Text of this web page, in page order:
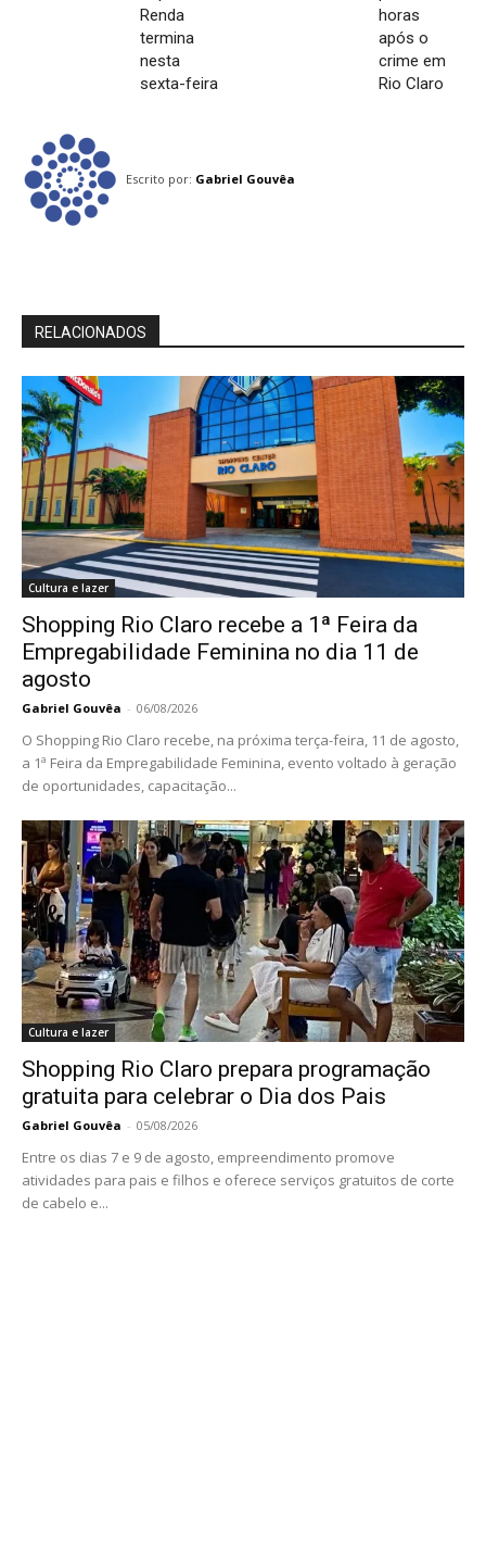
Renda
termina
nesta
sexta-feira
horas
após o
crime em
Rio Claro
Escrito por: Gabriel Gouvêa
RELACIONADOS
Cultura e lazer
Shopping Rio Claro recebe a 1ª Feira da
Empregabilidade Feminina no dia 11 de
agosto
Gabriel Gouvêa - 06/08/2026
O Shopping Rio Claro recebe, na próxima terça-feira, 11 de agosto,
a 1ª Feira da Empregabilidade Feminina, evento voltado à geração
de oportunidades, capacitação...
Cultura e lazer
Shopping Rio Claro prepara programação
gratuita para celebrar o Dia dos Pais
Gabriel Gouvêa - 05/08/2026
Entre os dias 7 e 9 de agosto, empreendimento promove
atividades para pais e filhos e oferece serviços gratuitos de corte
de cabelo e...